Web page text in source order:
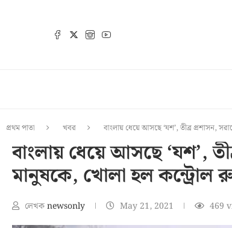
প্রথম পাতা খবর বাংলায় ধেয়ে আসছে ‘যশ’, তীব্র প্রশাসন,
বাংলায় ধেয়ে আসছে ‘যশ’,
মানুষকে, খোলা হল কন্ট্রোল
লেখকnewsonly May 21, 2021 469